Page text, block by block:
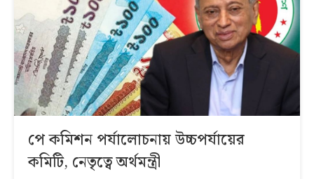
পে কমিশন পর্যালোচনায় উচ্চপর্যায়ের
কমিটি, নেতৃত্বে অর্থমন্ত্রী